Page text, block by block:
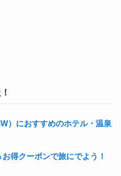
）におすすめのホテル・温泉
得クーポンで旅にでよう！